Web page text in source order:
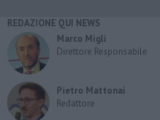
REDAZIONE QUI NEWS
Marco Migli
Direttore Responsabile
Pietro Mattonai
Redattore